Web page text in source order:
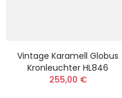
Vintage Karamell Globus
Kronleuchter HL846
255,00 €